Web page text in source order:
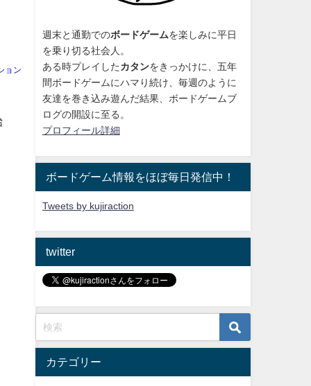
ョン
週末と通勤でのボードゲームを楽しみに平日
を乗り切る社会人。
ある時プレイした カタンをきっかけに、 五年
間ボードゲームにハマり続け 、毎週のように
友達を巻き込み遊んだ結果、ボードゲームブ
ログの開設に至る。
プロフィール詳細
ボードゲーム情報をほぼ毎日発信中！
Tweets by kujiraction
twitter
カテゴリー